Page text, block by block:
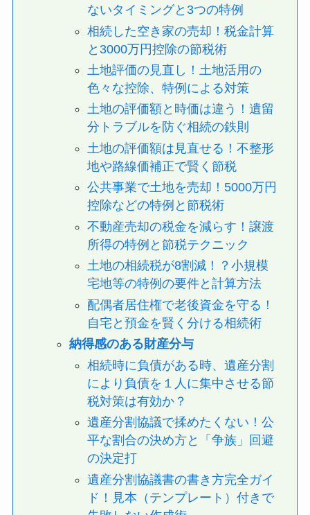
ないタイミングと3つの特例
相続した空き家の売却！税金計算
と3000万円控除の節税術
土地評価の見直し！土地活用の
色々な控除、特例による対策
土地の評価額と時価は違う！遺留
分トラブルを防ぐ相続の鉄則
土地の評価額は見直せる！不整形
地や路線価補正で賢く節税
公共事業で土地を売却！5000万円
控除などの特例と節税術
不動産売却の税金を減らす！譲渡
所得の特例と節税テクニック
土地の相続税が8割減！？小規模
宅地等の特例の要件と計算方法
配偶者居住権で老後資金を守る！
自宅と預金を賢く分ける相続術
納得感のある財産分与
相続時に負債がある時、遺産分割
により負債を１人に集中させる節
税対策は有効か？
遺産分割協議で揉めたくない！公
平な割合の決め方と「争族」回避
の決定打
遺産分割協議書の書き方完全ガイ
ド！見本（テンプレート）付きで